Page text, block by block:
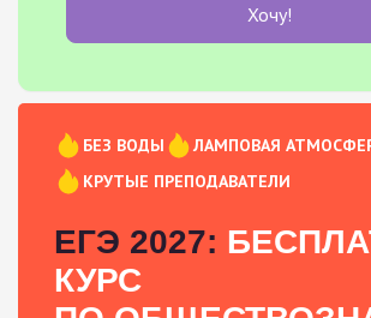
Хочу!
БЕЗ ВОДЫ
ЛАМПОВАЯ
КРУТЫЕ ПРЕПОДАВАТЕЛИ
ЕГЭ 2027:
КУРС